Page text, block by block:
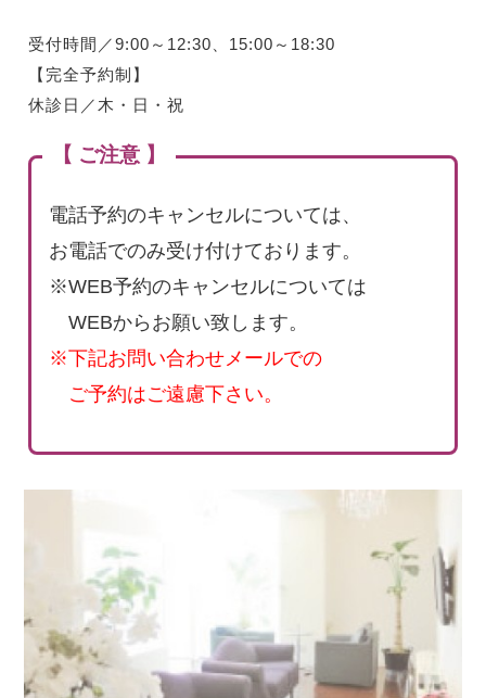
受付時間／9:00～12:30、15:00～18:30
【完全予約制】
休診日／木・日・祝
【 ご注意 】
電話予約のキャンセルについては、
お電話でのみ受け付けております。
※WEB予約のキャンセルについては
WEBからお願い致します。
※下記お問い合わせメールでの
ご予約はご遠慮下さい。